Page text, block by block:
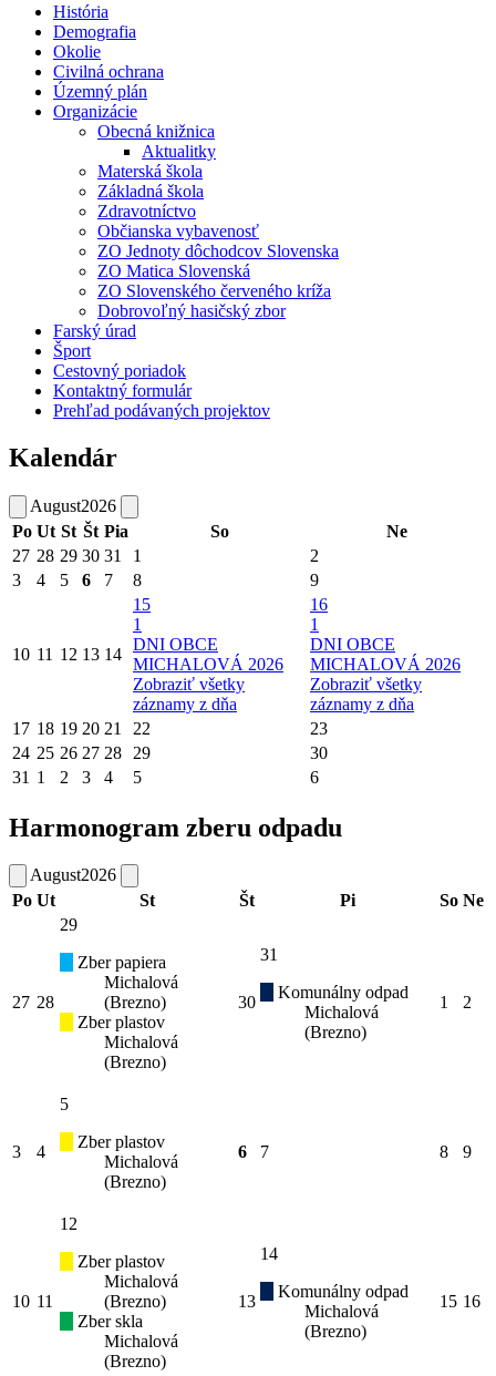
História
Demografia
Okolie
Civilná ochrana
Územný plán
Organizácie
Obecná knižnica
Aktualitky
Materská škola
Základná škola
Zdravotníctvo
Občianska vybavenosť
ZO Jednoty dôchodcov Slovenska
ZO Matica Slovenská
ZO Slovenského červeného kríža
Dobrovoľný hasičský zbor
Farský úrad
Šport
Cestovný poriadok
Kontaktný formulár
Prehľad podávaných projektov
Kalendár
August2026
Po Ut St Št Pia So
Ne
27 28 29 30 31 1
2
3
4 5 6 7 8 9
10 11 12 13 14
15
1
DNI OBCE
MICHALOVÁ 2026
Zobraziť všetky
záznamy z dňa
16
1
DNI OBCE
MICHALOVÁ 2026
Zobraziť všetky
záznamy z dňa
17 18 19 20 21 22
23
24 25 26 27 28 29
30
31 1 2 3 4 5 6
Harmonogram zberu odpadu
August2026
Po Ut St Št Pi So Ne
27 28
29
Zber papiera
Michalová
(Brezno)
Zber plastov
Michalová
(Brezno)
30
31
Komunálny odpad
Michalová
(Brezno)
1 2
3 4
5
Zber plastov
Michalová
(Brezno)
6 7 8 9
10 11
12
Zber plastov
Michalová
(Brezno)
Zber skla
Michalová
(Brezno)
13
14
Komunálny odpad
Michalová
(Brezno)
15 16